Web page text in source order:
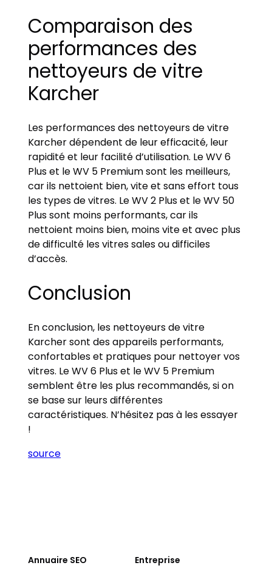
Comparaison des
performances des
nettoyeurs de vitre
Karcher
Les performances des nettoyeurs de vitre
Karcher dépendent de leur efficacité, leur
rapidité et leur facilité d’utilisation. Le WV 6
Plus et le WV 5 Premium sont les meilleurs,
car ils nettoient bien, vite et sans effort tous
les types de vitres. Le WV 2 Plus et le WV 50
Plus sont moins performants, car ils
nettoient moins bien, moins vite et avec plus
de difficulté les vitres sales ou difficiles
d’accès.
Conclusion
En conclusion, les nettoyeurs de vitre
Karcher sont des appareils performants,
confortables et pratiques pour nettoyer vos
vitres. Le WV 6 Plus et le WV 5 Premium
semblent être les plus recommandés, si on
se base sur leurs différentes
caractéristiques. N’hésitez pas à les essayer
!
source
Annuaire SEO
Entreprise